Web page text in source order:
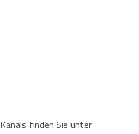
finden Sie unter